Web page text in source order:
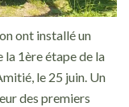
ont installé un
1ère étape de la
le 25 juin. Un
des premiers